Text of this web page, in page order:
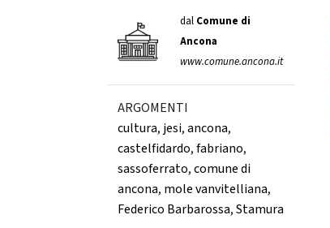
dal Comune di
Ancona
www.comune.ancona.it
ARGOMENTI
cultura, jesi,ancona,
castelfidardo,fabriano,
sassoferrato,comune di
ancona, mole vanvitelliana,
Federico Barbarossa,Stamura